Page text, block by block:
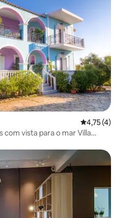
4,75 de
4,75 (4)
vista para o mar Villa